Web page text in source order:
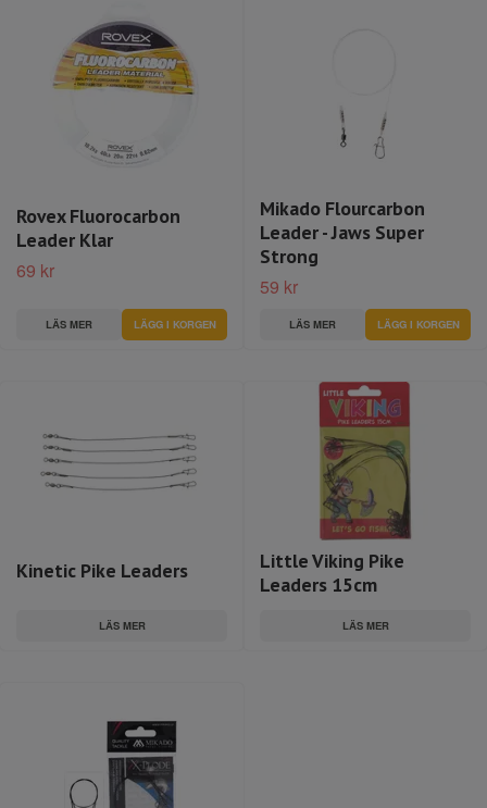
Rovex Fluorocarbon
Leader Klar
69 kr
LÄS MER LÄGG I KORGEN
Mikado Flourcarbon
Leader - Jaws Super
Strong
59 kr
LÄS MER LÄGG I KORGEN
Kinetic Pike Leaders
LÄS MER
Little Viking Pike
Leaders 15cm
LÄS MER